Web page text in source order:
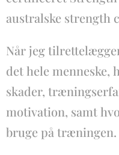
australske strength
Når jeg
det hele menneske,
skader,
motivation, samt
bruge på træningen.